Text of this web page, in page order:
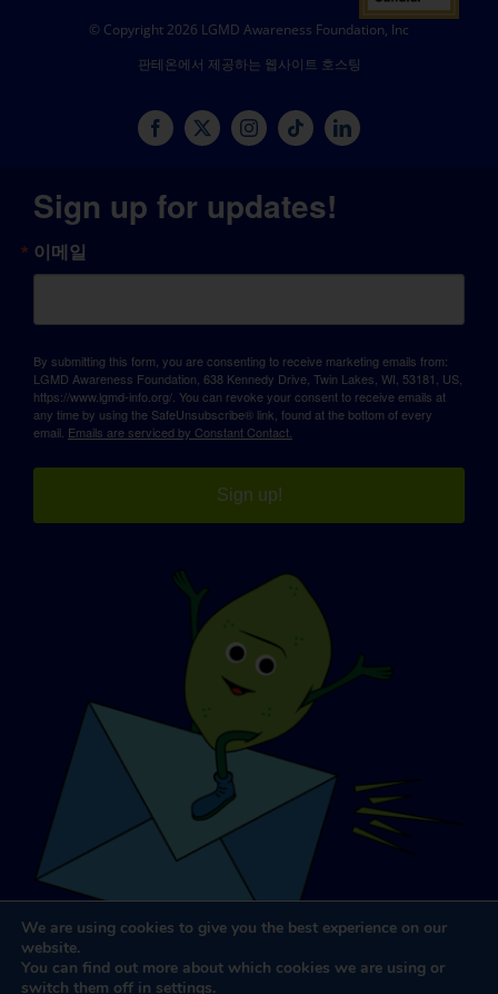
© Copyright 2026 LGMD Awareness Foundation, Inc
판테온에서 제공하는 웹사이트 호스팅
Sign up for updates!
이메일
By submitting this form, you are consenting to receive marketing emails from:
LGMD Awareness Foundation, 638 Kennedy Drive, Twin Lakes, WI, 53181, US,
https://www.lgmd-info.org/. You can revoke your consent to receive emails at
any time by using the SafeUnsubscribe® link, found at the bottom of every
email. Emails are serviced by Constant Contact.
Sign up!
We are using cookies to give you the best experience on our
website.
You can find out more about which cookies we are using or
switch them off in settings.